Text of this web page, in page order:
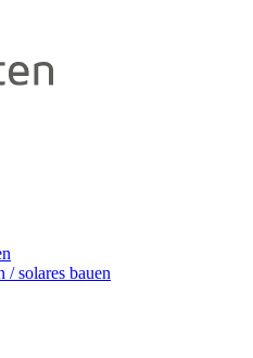
/ solares bauen